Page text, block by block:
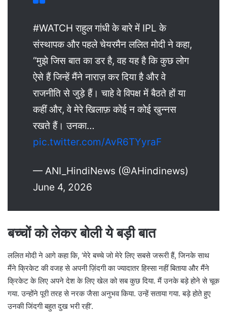
#WATCH राहुल गांधी के बारे में IPL के
संस्थापक और पहले चेयरमैन ललित मोदी ने कहा,
“मुझे जिस बात का डर है, वह यह है कि कुछ लोग
ऐसे हैं जिन्हें मैंने नाराज़ कर दिया है और वे
राजनीति से जुड़े हैं। चाहे वे विपक्ष में बैठते हों या
कहीं और, वे मेरे खिलाफ़ कोई न कोई खुन्नस
रखते हैं। उनका…
pic.twitter.com/AvR6TYyraF
— ANI_HindiNews (@AHindinews)
June 4, 2026
बच्चों को लेकर बोली ये बड़ी बात
ललित मोदी ने आगे कहा कि, ‘मेरे बच्चे जो मेरे लिए सबसे जरूरी हैं, जिनके साथ
मैंने क्रिकेट की वजह से अपनी ज़िंदगी का ज्यादातर हिस्सा नहीं बिताया और मैंने
क्रिकेट के लिए अपने देश के लिए खेल को सब कुछ दिया. मैं उनके बड़े होने से चूक
गया. उन्होंने पूरी तरह से नरक जैसा अनुभव किया. उन्हें सताया गया. बड़े होते हुए
उनकी जिंदगी बहुत दुख भरी रही’.